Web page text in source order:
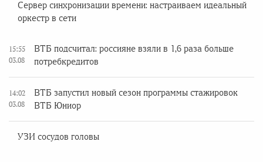
Сервер синхронизации времени: настраиваем идеальный
оркестр в сети
15:55
03.08
ВТБ подсчитал: россияне взяли в 1,6 раза больше
потребкредитов
14:02
03.08
ВТБ запустил новый сезон программы стажировок
ВТБ Юниор
УЗИ сосудов головы